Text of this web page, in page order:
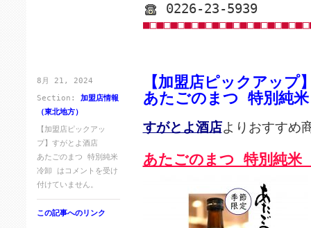
0226-23-5939
8月 21, 2024
Section: 加盟店情報
（東北地方）
【加盟店ピックアッ
プ】すがとよ酒店
あたごのまつ 特別純米
冷卸 はコメントを受け
付けていません。
この記事へのリンク
【加盟店ピックアップ
あたごのまつ 特別純
すがとよ酒店よりおすすめ
あたごのまつ 特別純米